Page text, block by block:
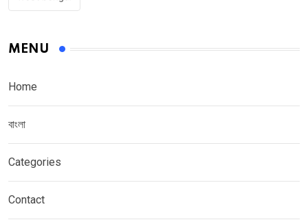
MENU
Home
বাংলা
Categories
Contact